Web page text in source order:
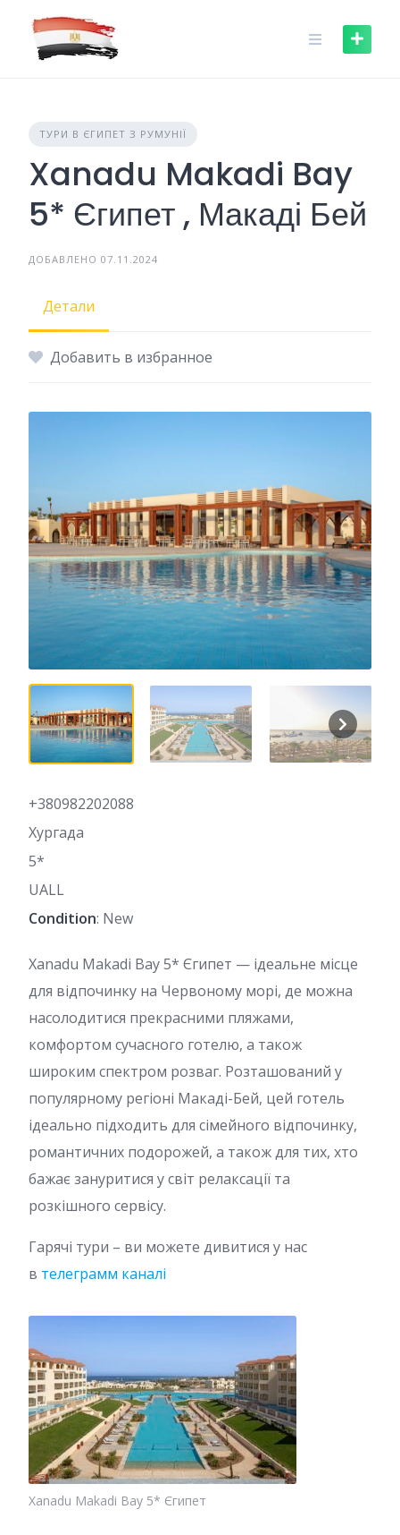
content
ТУРИ В ЄГИПЕТ З РУМУНІЇ
Xanadu Makadi Bay
5* Єгипет , Макаді Бей
ДОБАВЛЕНО 07.11.2024
Детали
Добавить в избранное
+380982202088
Хургада
5*
UALL
Condition: New
Xanadu Makadi Bay 5* Єгипет — ідеальне місце
для відпочинку на Червоному морі, де можна
насолодитися прекрасними пляжами,
комфортом сучасного готелю, а також
широким спектром розваг. Розташований у
популярному регіоні Макаді-Бей, цей готель
ідеально підходить для сімейного відпочинку,
романтичних подорожей, а також для тих, хто
бажає зануритися у світ релаксації та
розкішного сервісу.
Гарячі тури – ви можете дивитися у нас
в телеграмм каналі
Xanadu Makadi Bay 5* Єгипет